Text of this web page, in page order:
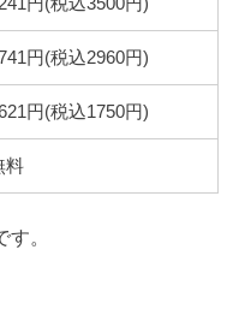
円(税込2960円)
円(税込1750円)
料
す。